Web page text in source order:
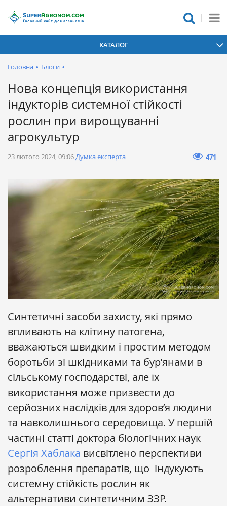
КАТАЛОГ
Головна • Блоги •
Нова концепція використання
індукторів системної стійкості
рослин при вирощуванні
агрокультур
23 лютого 2024, 09:06Думка експерта 471
Синтетичні засоби захисту, які прямо
впливають на клітину патогена,
вважаються швидким і простим методом
боротьби зі шкідниками та бур’янами в
сільському господарстві, але їх
використання може призвести до
серйозних наслідків для здоров’я людини
та навколишнього середовища. У першій
частині статті доктора біологічних наук
Сергія Хаблака висвітлено перспективи
розроблення препаратів, що індукують
системну стійкість рослин як
альтернативи синтетичним ЗЗР.